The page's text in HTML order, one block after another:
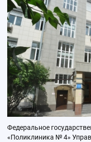
Федеральное
«Поликлиника № 4»